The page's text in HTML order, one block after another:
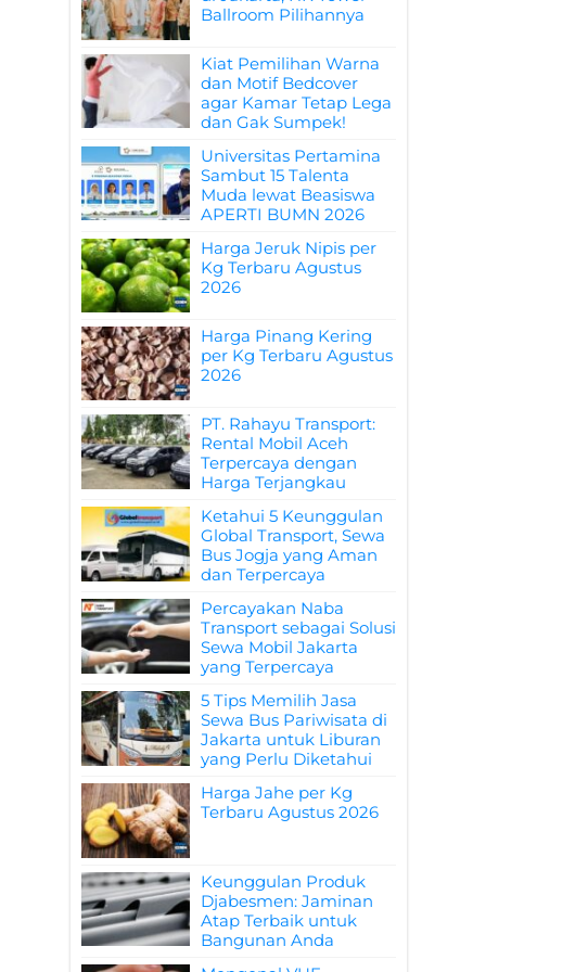
Ballroom Pilihannya
Kiat Pemilihan Warna
dan Motif Bedcover
agar Kamar Tetap Lega
dan Gak Sumpek!
Universitas Pertamina
Sambut 15 Talenta
Muda lewat Beasiswa
APERTI BUMN 2026
Harga Jeruk Nipis per
Kg Terbaru Agustus
2026
Harga Pinang Kering
per Kg Terbaru Agustus
2026
PT. Rahayu Transport:
Rental Mobil Aceh
Terpercaya dengan
Harga Terjangkau
Ketahui 5 Keunggulan
Global Transport, Sewa
Bus Jogja yang Aman
dan Terpercaya
Percayakan Naba
Transport sebagai Solusi
Sewa Mobil Jakarta
yang Terpercaya
5 Tips Memilih Jasa
Sewa Bus Pariwisata di
Jakarta untuk Liburan
yang Perlu Diketahui
Harga Jahe per Kg
Terbaru Agustus 2026
Keunggulan Produk
Djabesmen: Jaminan
Atap Terbaik untuk
Bangunan Anda